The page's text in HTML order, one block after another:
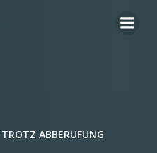
ABBERUFUNG